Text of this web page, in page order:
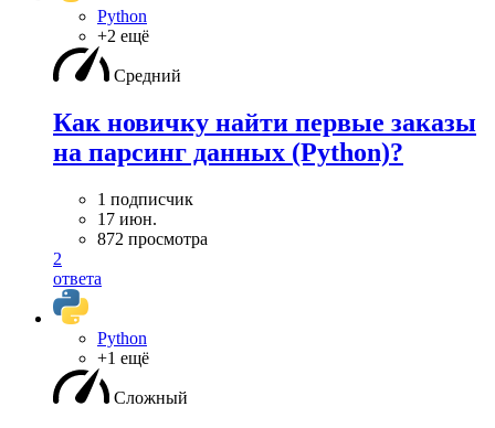
Python
+2 ещё
Средний
Как новичку найти первые заказы
на парсинг данных (Python)?
1 подписчик
17 июн.
872 просмотра
2
ответа
Python
+1 ещё
Сложный